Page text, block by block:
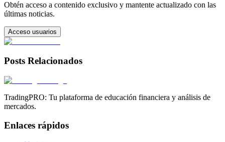
Obtén acceso a contenido exclusivo y mantente actualizado con las
últimas noticias.
Acceso usuarios
Posts Relacionados
TradingPRO: Tu plataforma de educación financiera y análisis de
mercados.
Enlaces rápidos